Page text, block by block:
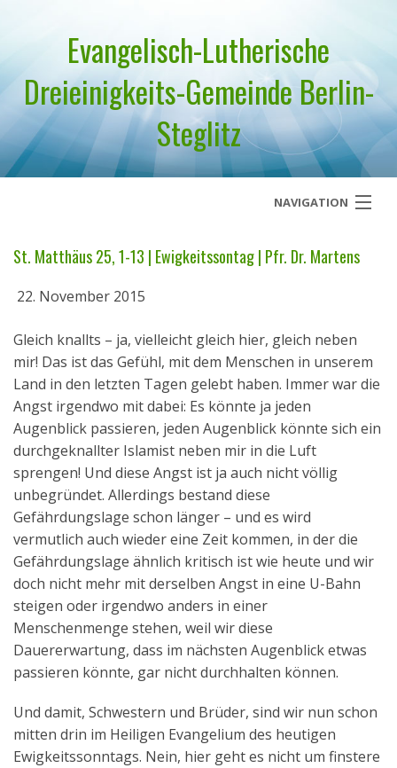
Evangelisch-Lutherische
Dreieinigkeits-Gemeinde Berlin-
Steglitz
NAVIGATION
Über uns
Geistliches Wort
Termine
Aktuelles
Kontakt
English
St. Matthäus 25, 1-13 | Ewigkeitssontag | Pfr. Dr. Martens
22. November 2015
Gleich knallts – ja, vielleicht gleich hier, gleich neben
mir! Das ist das Gefühl, mit dem Menschen in unserem
Land in den letzten Tagen gelebt haben. Immer war die
Angst irgendwo mit dabei: Es könnte ja jeden
Augenblick passieren, jeden Augenblick könnte sich ein
durchgeknallter Islamist neben mir in die Luft
sprengen! Und diese Angst ist ja auch nicht völlig
unbegründet. Allerdings bestand diese
Gefährdungslage schon länger – und es wird
vermutlich auch wieder eine Zeit kommen, in der die
Gefährdungslage ähnlich kritisch ist wie heute und wir
doch nicht mehr mit derselben Angst in eine U-Bahn
steigen oder irgendwo anders in einer
Menschenmenge stehen, weil wir diese
Dauererwartung, dass im nächsten Augenblick etwas
passieren könnte, gar nicht durchhalten können.
Und damit, Schwestern und Brüder, sind wir nun schon
mitten drin im Heiligen Evangelium des heutigen
Ewigkeitssonntags. Nein, hier geht es nicht um finstere